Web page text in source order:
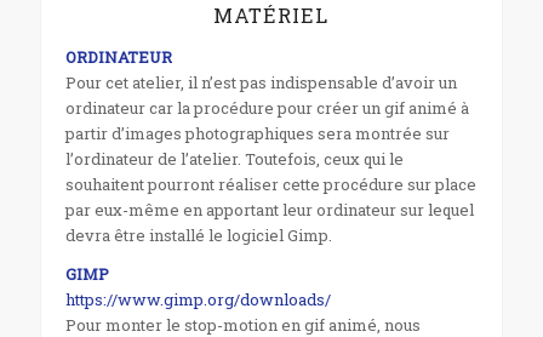
MATÉRIEL
ORDINATEUR
Pour cet atelier, il n’est pas indispensable d’avoir un
ordinateur car la procédure pour créer un gif animé à
partir d’images photographiques sera montrée sur
l’ordinateur de l’atelier. Toutefois, ceux qui le
souhaitent pourront réaliser cette procédure sur place
par eux-même en apportant leur ordinateur sur lequel
devra être installé le logiciel Gimp.
GIMP
https://www.gimp.org/downloads/
Pour monter le stop-motion en gif animé, nous